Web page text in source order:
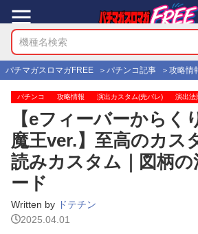
パチマガスロマガFREE パチンコ記事 攻略情
パチンコ 攻略情報 演出カスタム(先バレ) 演出法
【eフィーバーからく
魔王ver.】至高のカ
読みカスタム｜図柄の
ード
Written by ドテチン
2025.04.01